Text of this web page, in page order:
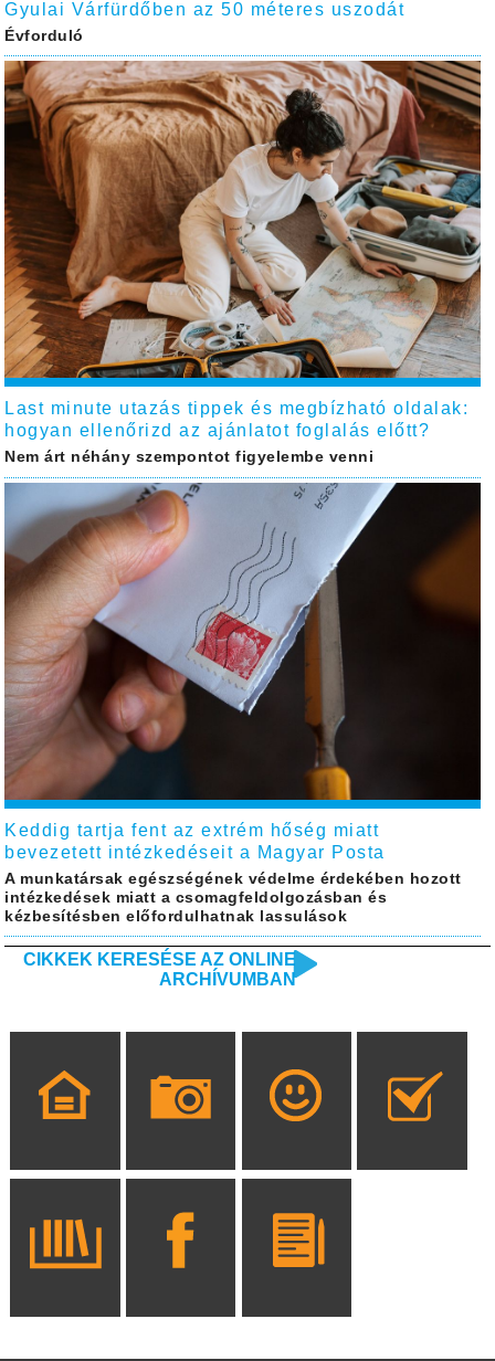
Gyulai Várfürdőben az 50 méteres uszodát
Évforduló
Last minute utazás tippek és megbízható oldalak:
hogyan ellenőrizd az ajánlatot foglalás előtt?
Nem árt néhány szempontot figyelembe venni
Keddig tartja fent az extrém hőség miatt
bevezetett intézkedéseit a Magyar Posta
A munkatársak egészségének védelme érdekében hozott
intézkedések miatt a csomagfeldolgozásban és
kézbesítésben előfordulhatnak lassulások
CIKKEK KERESÉSE AZ ONLINE
ARCHÍVUMBAN